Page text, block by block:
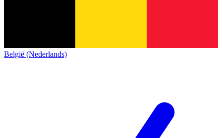
België (Nederlands)